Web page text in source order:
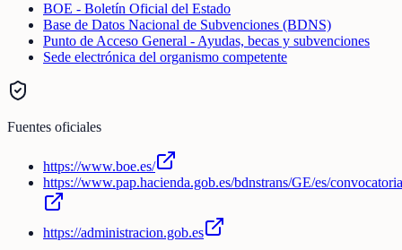
BOE - Boletín Oficial del Estado
Base de Datos Nacional de Subvenciones (BDNS)
Punto de Acceso General - Ayudas, becas y subvenciones
Sede electrónica del organismo competente
Fuentes oficiales
https://www.boe.es/
https://www.pap.hacienda.gob.es/bdnstrans/GE/es/
https://administracion.gob.es